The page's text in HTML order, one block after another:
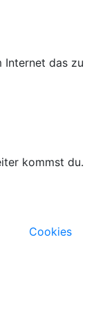
Internet das zu
kommst du.
Cookies